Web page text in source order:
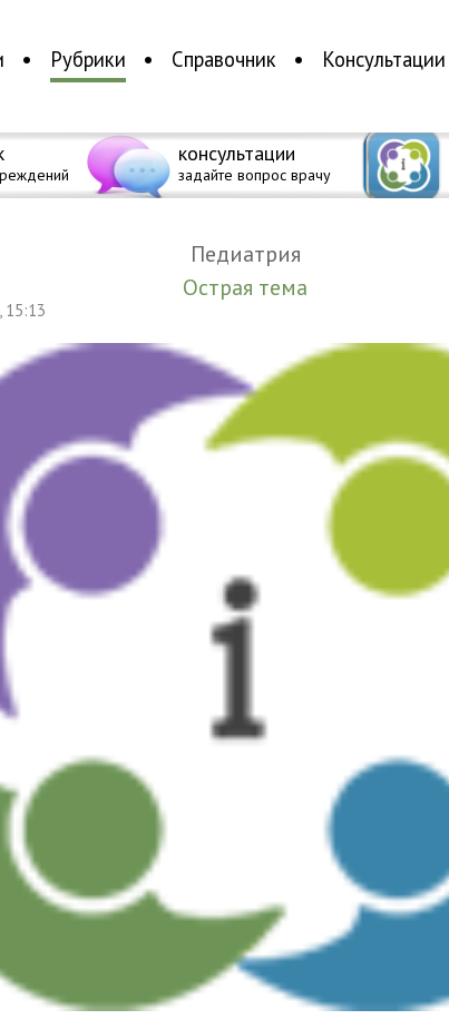
Рубрики Справочник Консультации
консультации
задайте вопрос врачу
Педиатрия
Острая тема
15:13